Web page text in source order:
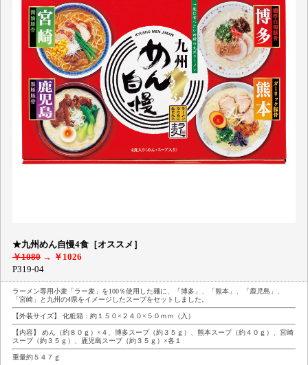
★九州めん自慢4食［オススメ］
￥1080 → ￥1026
P319-04
ラーメン専用小麦「ラー麦」を100％使用した麺に、「博多」、「熊本」、「鹿児島」、
「宮崎」と九州の4県をイメージしたスープをセットしました。
【外装サイズ】 化粧箱：約１５０×２４０×５０ｍｍ（入）
【内容】 めん（約８０ｇ）×４、博多スープ（約３５ｇ）、熊本スープ（約４０ｇ）、宮崎
スープ（約３５ｇ）、鹿児島スープ（約３５ｇ）×各１
重量約５４７ｇ